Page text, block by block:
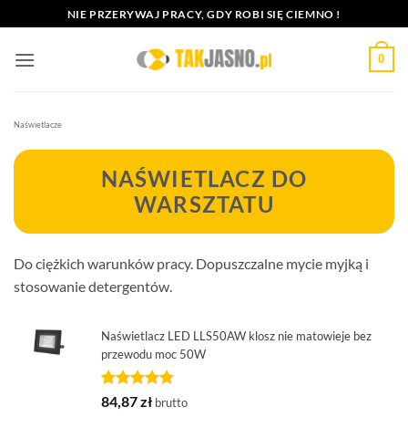
do
zawartości
NIE PRZERYWAJ PRACY, GDY ROBI SIĘ CIEMNO !
0
Naświetlacze
NAŚWIETLACZ DO
WARSZTATU
Do ciężkich warunków pracy. Dopuszczalne mycie myjką i
stosowanie detergentów.
Naświetlacz LED LLS50AW klosz nie matowieje bez
przewodu moc 50W
Oceniony
5.00
1
84,87zł brutto